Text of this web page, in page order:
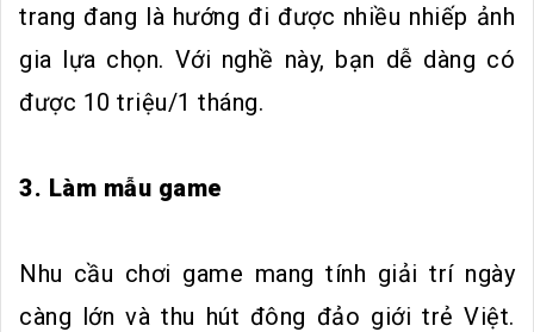
trang đang là hướng đi được nhiều nhiếp ảnh
gia lựa chọn. Với nghề này, bạn dễ dàng có
được 10 triệu/1 tháng.
3. Làm mẫu game
Nhu cầu chơi game mang tính giải trí ngày
càng lớn và thu hút đông đảo giới trẻ Việt.